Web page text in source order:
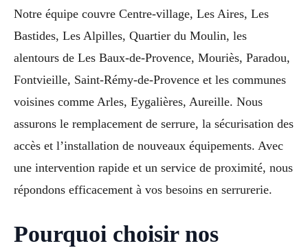
Notre équipe couvre Centre-village, Les Aires, Les
Bastides, Les Alpilles, Quartier du Moulin, les
alentours de Les Baux-de-Provence, Mouriès, Paradou,
Fontvieille, Saint-Rémy-de-Provence et les communes
voisines comme Arles, Eygalières, Aureille. Nous
assurons le remplacement de serrure, la sécurisation des
accès et l’installation de nouveaux équipements. Avec
une intervention rapide et un service de proximité, nous
répondons efficacement à vos besoins en serrurerie.
Pourquoi choisir nos